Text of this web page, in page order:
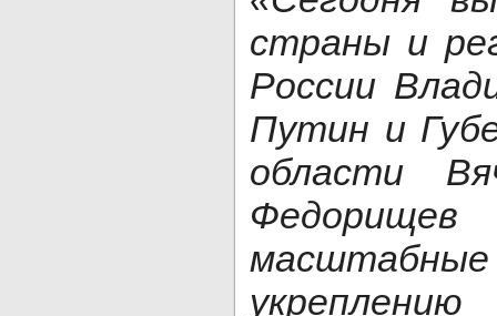
страны и
России
Путин и
области